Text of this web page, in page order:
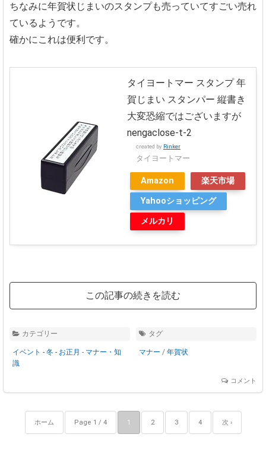
ちなみに年賀状じまいのスタンプも売っていてすごい売れ
ているようです。
確かにこれは便利です。
タイヨートマー スタンプ 年
賀じまい スタンパー 縦書き
大変恐縮ではございますが
nengaclose-t-2
created by Rinker
タイヨートマー
Amazon
楽天市場
Yahooショッピング
メルカリ
この記事の続きを読む
カテゴリー
イベント - 冬 - お正月 - マナー・知
識
タグ
マナー / 年賀状
コメント
ホーム Page 1 / 4 1 2 3 4 次 ›